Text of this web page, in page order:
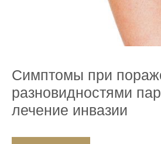
Симптомы при
разновидностями
лечение инвазии